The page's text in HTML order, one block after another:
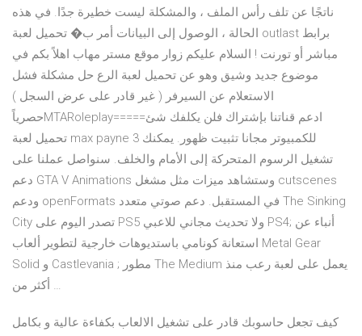
ناتجًا عن تلف رأس الملف ، والمشكلة ليست خطيرة جدًا. في هذه
الحالة ، الوصول إلى البيانات أمر ب� تحميل لعبة outlast برابط
مباشر أو تورنت ! السلام عليكم زوار موقع مستر مهاب اهلاً بكم في
موضوع جديد وشيق وهو عن تحميل لعبة الرع حل مشكلة فشل
الاستعلام عن السيرفر ( غير قادر على عرض السجل )
حصرياًMTARoleplay=====ادعم قناتنا بإشتراك فلن يكلفك شئ
تحميل لعبة max payne 3 للكمبيوتر مجانا تثبيت ظهور. يمكنك
تشغيل الرسوم المتحركة إلى الأمام والخلف. سنواصل عملنا على
دعم GTA V Animations وستشاهد ميزات مثل مشغل cutscenes
ودعم openFormats في المستقبل. دعم صوتي متعدد The Sinking
City تصدر اليوم على PS5 ولا تحديث مجاني للاعبي PS4; أنباء عن
استعانة كونامي باستديوهات خارجية لتطوير ألعاب Metal Gear
Solid و Castlevania ; مطور The Medium يعمل على لعبة رعب منذ
أكثر من …
كيف تجعل حاسوبك قادر على تشغيل الالعاب بكفاءة عالية و بكامل